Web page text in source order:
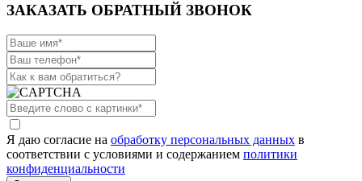
ЗАКАЗАТЬ ОБРАТНЫЙ ЗВОНОК
Я даю согласие на обработку персональных данных в
соответствии с условиями и содержанием политики
конфиденциальности